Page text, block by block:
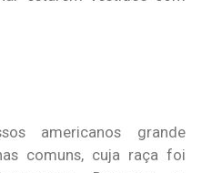
americanos grande
comuns, cuja raça foi